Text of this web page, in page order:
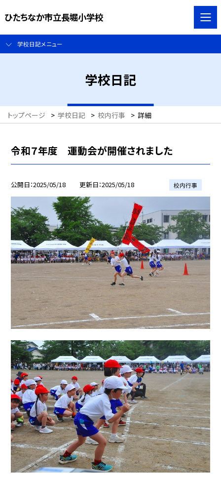
ひたちなか市立長堀小学校
学校日記メニュー
学校日記
トップページ > 学校日記 > 校内行事 > 詳細
令和７年度 運動会が開催されました
公開日 2025/05/18 更新日 2025/05/18 校内行事